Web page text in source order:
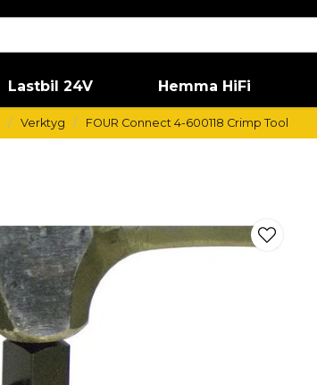
Lastbil 24V Hemma HiFi
Verktyg FOUR Connect 4-600118 Crimp Tool